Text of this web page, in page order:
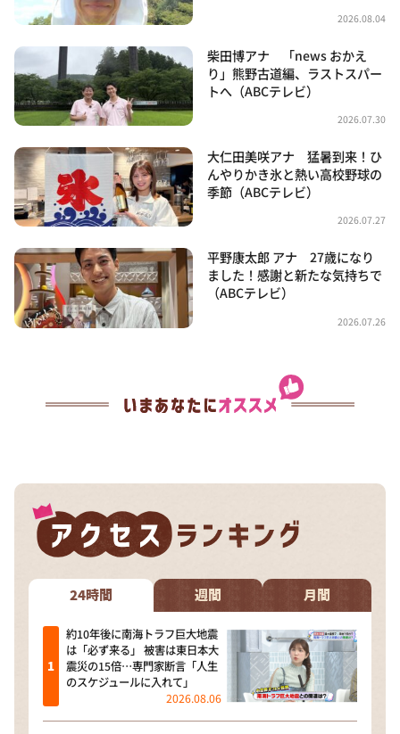
2026.08.04
柴田博アナ 「news おかえ
り」熊野古道編、ラストスパー
トへ（ABCテレビ）
2026.07.30
大仁田美咲アナ 猛暑到来！ひ
んやりかき氷と熱い高校野球の
季節（ABCテレビ）
2026.07.27
平野康太郎 アナ 27歳になり
ました！感謝と新たな気持ちで
（ABCテレビ）
2026.07.26
24時間 週間 月間
約10年後に南海トラフ巨大地震
は「必ず来る」 被害は東日本大
震災の15倍…専門家断言「人生
のスケジュールに入れて」
2026.08.06